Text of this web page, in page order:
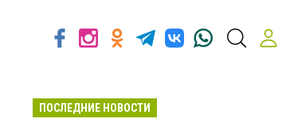
ПОСЛЕДНИЕ НОВОСТИ